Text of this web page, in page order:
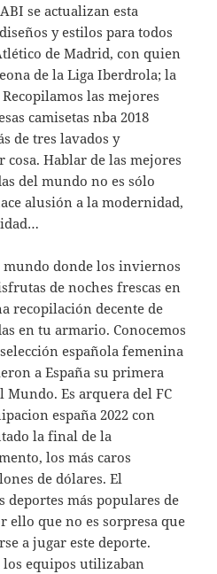
se actualizan esta
y estilos para todos
de Madrid, con quien
de la Liga Iberdrola; la
las mejores
camisetas nba 2018
de tres lavados y
Hablar de las mejores
del mundo no es sólo
alusión a la modernidad,
donde los inviernos
de noches frescas en
recopilación decente de
en tu armario. Conocemos
española femenina
a España su primera
Mundo. Es arquera del FC
españa 2022 con
la final de la
los más caros
de dólares. El
deportes más populares de
ello que no es sorpresa que
a jugar este deporte.
equipos utilizaban